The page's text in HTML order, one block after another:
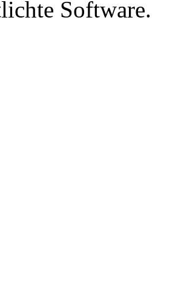
Software.